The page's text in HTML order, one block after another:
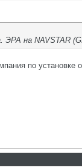
ЭРА на NAVSTAR
по установке